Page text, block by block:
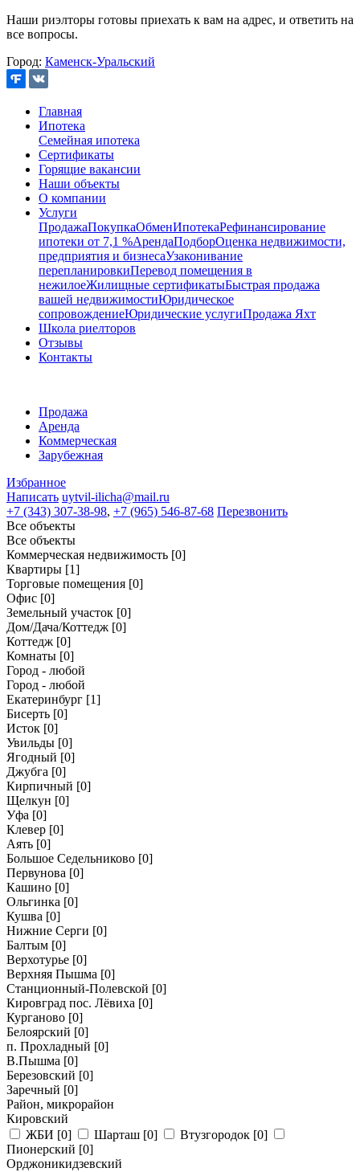
Наши риэлторы готовы приехать к вам на адрес, и ответить на
все вопросы.
Город: Каменск-Уральский
Главная
Ипотека
Семейная ипотека
Сертификаты
Горящие вакансии
Наши объекты
О компании
Услуги
ПродажаПокупкаОбменИпотекаРефинансирование
ипотеки от 7,1 %АрендаПодборОценка недвижимости,
предприятия и бизнесаУзаконивание
перепланировкиПеревод помещения в
нежилоеЖилищные сертификатыБыстрая продажа
вашей недвижимостиЮридическое
сопровождениеЮридические услугиПродажа Яхт
Школа риелторов
Отзывы
Контакты
Продажа
Аренда
Коммерческая
Зарубежная
Избранное
Написать uytvil-ilicha@mail.ru
+7 (343) 307-38-98, +7 (965) 546-87-68 Перезвонить
Все объекты
Все объекты
Коммерческая недвижимость [0]
Квартиры [1]
Торговые помещения [0]
Офис [0]
Земельный участок [0]
Дом/Дача/Коттедж [0]
Коттедж [0]
Комнаты [0]
Город - любой
Город - любой
Екатеринбург [1]
Бисерть [0]
Исток [0]
Увильды [0]
Ягодный [0]
Джубга [0]
Кирпичный [0]
Щелкун [0]
Уфа [0]
Клевер [0]
Аять [0]
Большое Седельниково [0]
Первунова [0]
Кашино [0]
Ольгинка [0]
Кушва [0]
Нижние Серги [0]
Балтым [0]
Верхотурье [0]
Верхняя Пышма [0]
Станционный-Полевской [0]
Кировград пос. Лёвиха [0]
Курганово [0]
Белоярский [0]
п. Прохладный [0]
В.Пышма [0]
Березовский [0]
Заречный [0]
Район, микрорайон
Кировский
ЖБИ [0] Шарташ [0] Втузгородок [0]
Пионерский [0]
Орджоникидзевский